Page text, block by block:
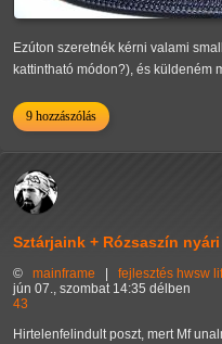
Ezúton szeretnék kérni valami
kattintható módon?), és küldeném
9 hozzászólás
Sztárjaink + Rózsaszín
© mainframe | fejlesztés hwsw
jún 07., szombat 14:35 délben
43
Hirtelenfelindult poszt, mert Mf